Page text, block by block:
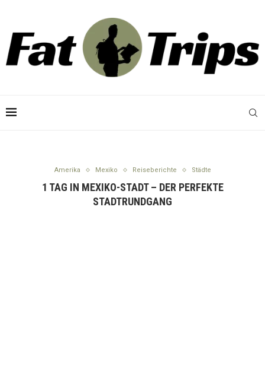
Amerika Mexiko Reiseberichte Städte
1 TAG IN MEXIKO-STADT – DER PERFEKTE
STADTRUNDGANG